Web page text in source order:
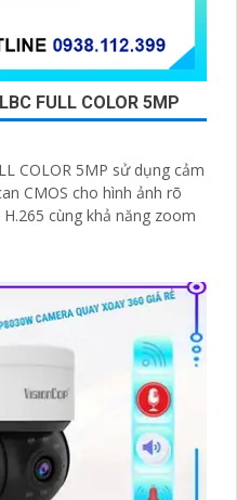
FULL COLOR 5MP
COLOR 5MP sử dụng cảm
CMOS cho hình ảnh rõ